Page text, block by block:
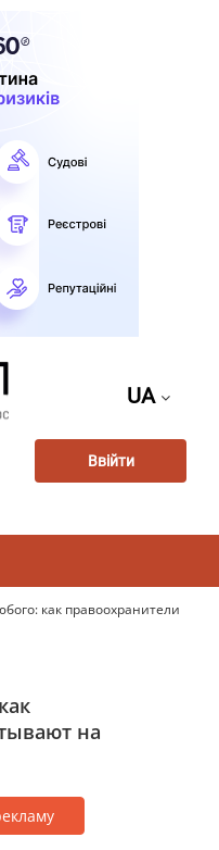
UA
Ввійти
как правоохранители
на